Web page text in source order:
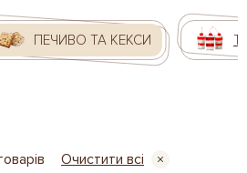
ПЕЧИВО ТА КЕКСИ
Очистити всі